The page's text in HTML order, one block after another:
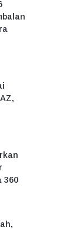
360